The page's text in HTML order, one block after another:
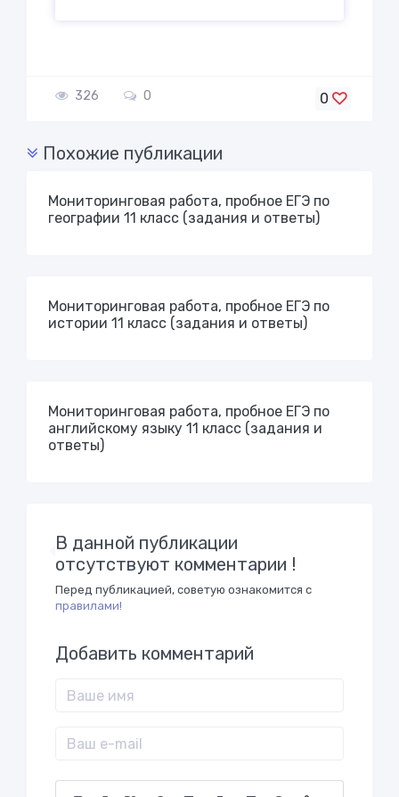
326 0 0
Похожие публикации
Мониторинговая работа, пробное ЕГЭ по
географии 11 класс (задания и ответы)
Мониторинговая работа, пробное ЕГЭ по
истории 11 класс (задания и ответы)
Мониторинговая работа, пробное ЕГЭ по
английскому языку 11 класс (задания и
ответы)
В данной публикации
отсутствуют комментарии !
Перед публикацией, советую ознакомится с
правилами!
Добавить комментарий